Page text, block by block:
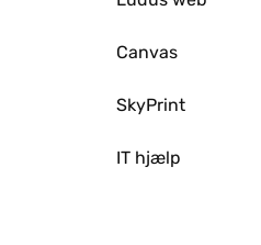
Canvas
SkyPrint
IT hjælp